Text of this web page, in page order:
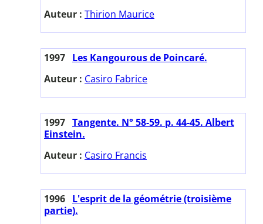
Auteur : Thirion Maurice
1997 Les Kangourous de Poincaré.
Auteur : Casiro Fabrice
1997 Tangente. N° 58-59. p. 44-45. Albert
Einstein.
Auteur : Casiro Francis
1996 L'esprit de la géométrie (troisième
partie).